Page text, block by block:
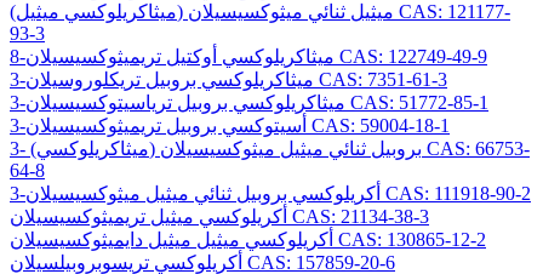
(ميثاكريلوكسي ميثيل) ميثيل ثنائي ميثوكسيسيلان CAS: 121177-
93-3
8-ميثاكريلوكسي أوكتيل تريميثوكسيسيلان CAS: 122749-49-9
3-ميثاكريلوكسي بروبيل تريكلوروسيلان CAS: 7351-61-3
3-ميثاكريلوكسي بروبيل ترياسيتوكسيسيلان CAS: 51772-85-1
3-أسيتوكسي بروبيل تريميثوكسيسيلان CAS: 59004-18-1
3- (ميثاكريلوكسي) بروبيل ثنائي ميثيل ميثوكسيسيلان CAS: 66753-
64-8
3-أكريلوكسي بروبيل ثنائي ميثيل ميثوكسيسيلان CAS: 111918-90-2
أكريلوكسي ميثيل تريميثوكسيسيلان CAS: 21134-38-3
أكريلوكسي ميثيل ميثيل دايميثوكسيسيلان CAS: 130865-12-2
أكريلوكسي تريسوبروبيلسيلان CAS: 157859-20-6